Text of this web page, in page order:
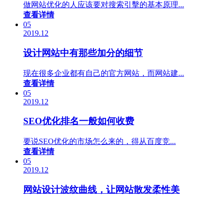
做网站优化的人应该要对搜索引擊的基本原理...
查看详情
05
2019.12
设计网站中有那些加分的细节
现在很多企业都有自己的官方网站，而网站建...
查看详情
05
2019.12
SEO优化排名一般如何收费
要说SEO优化的市场怎么来的，得从百度竞...
查看详情
05
2019.12
网站设计波纹曲线，让网站散发柔性美